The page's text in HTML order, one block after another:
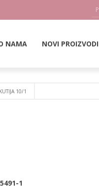
NAMA NOVI PROIZVODI
10/1
1